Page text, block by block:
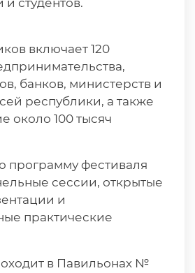
студентов.
включает 120
банков, министерств и
республики, а также
около 100 тысяч
программу фестиваля
сессии, открытые
и
практические
в Павильонах №